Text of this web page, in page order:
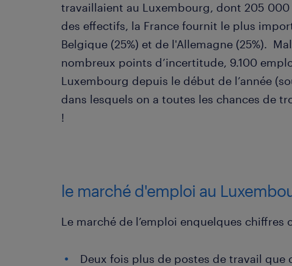
travaillaient au Luxembourg, dont 205 000
des effectifs, la France fournit le plus
Belgique (25%) et de l'Allemagne (25%).
nombreux points d’incertitude, 9.100
Luxembourg depuis le début de l’année
dans lesquels on a toutes les chances de
!
le marché d'emploi au
Le marché de l’emploi enquelques chiffres
Deux fois plus de postes de travail que